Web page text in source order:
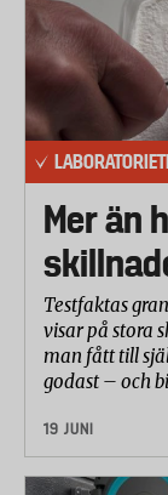
Mer än
Testfaktas
visar på stora
man fått till
godast – och
19 JUNI